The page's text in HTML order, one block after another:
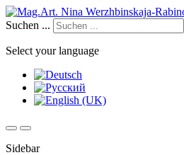
Suchen ...
Select your language
Sidebar